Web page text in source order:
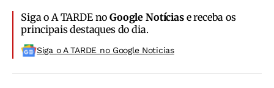
Siga o A TARDE noGoogle Notíciase receba os
principais destaques do dia.
Siga o A TARDE no Google Noticias